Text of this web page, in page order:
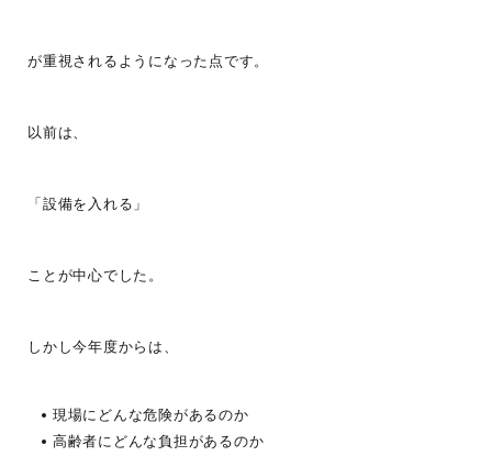
が重視されるようになった点です。
以前は、
「設備を入れる」
ことが中心でした。
しかし今年度からは、
現場にどんな危険があるのか
高齢者にどんな負担があるのか